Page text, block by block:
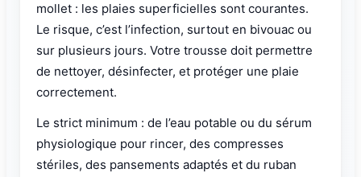
mollet : les plaies superficielles sont courantes.
Le risque, c’est l’infection, surtout en bivouac ou
sur plusieurs jours. Votre trousse doit permettre
de nettoyer, désinfecter, et protéger une plaie
correctement.
Le strict minimum : de l’eau potable ou du sérum
physiologique pour rincer, des compresses
stériles, des pansements adaptés et du ruban